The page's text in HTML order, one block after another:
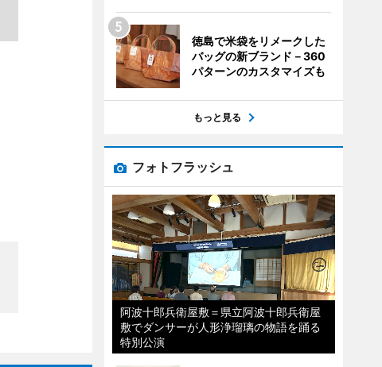
徳島で米袋をリメークした
バッグの新ブランド－360
パターンのカスタマイズも
もっと見る
フォトフラッシュ
阿波十郎兵衛屋敷＝県立阿波十郎兵衛屋
敷でダンサーが人形浄瑠璃の物語を踊る
特別公演